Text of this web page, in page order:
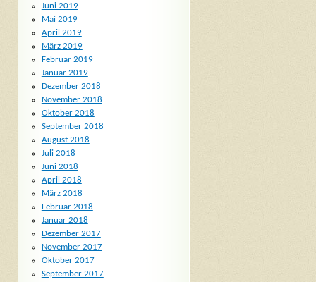
Juni 2019
Mai 2019
April 2019
März 2019
Februar 2019
Januar 2019
Dezember 2018
November 2018
Oktober 2018
September 2018
August 2018
Juli 2018
Juni 2018
April 2018
März 2018
Februar 2018
Januar 2018
Dezember 2017
November 2017
Oktober 2017
September 2017